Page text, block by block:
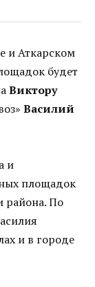
и Аткарском
будет
Виктору
Василий
и
площадок
района. По
и в городе